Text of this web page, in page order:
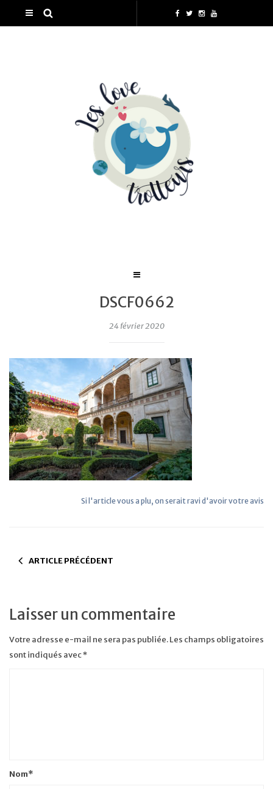
DSCF0662
24 février 2020
Si l'article vous a plu, on serait ravi d'avoir votre avis
ARTICLE PRÉCÉDENT
Laisser un commentaire
Votre adresse e-mail ne sera pas publiée.Les champs obligatoires
sont indiqués avec*
Nom*